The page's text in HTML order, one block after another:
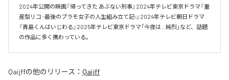
2024年公開の映画『帰ってきた あぶない刑事』2024年テレビ東京ドラマ『量
産型リコ -最後のプラモ女子の人生組み立て記-』2024年テレビ朝日ドラマ
『青島くんはいじわる』2025年テレビ東京ドラマ「今夜は…純烈」など、話題
の作品に多く携わっている。
Qaijffの他のリリース： Qaijff